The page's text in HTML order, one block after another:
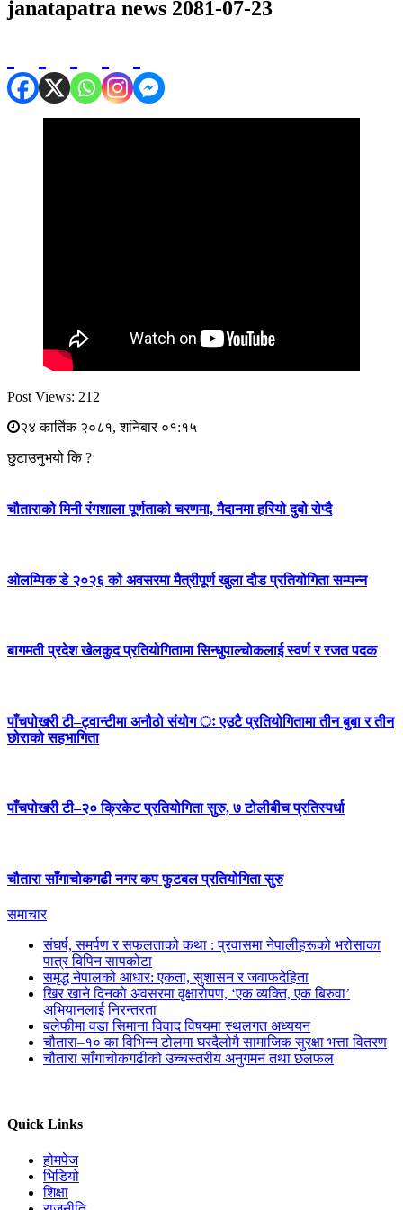
janatapatra news 2081-07-23
Post Views: 212
२४ कार्तिक २०८१, शनिबार ०१:१५
छुटाउनुभयो कि ?
चौताराको मिनी रंगशाला पूर्णताको चरणमा, मैदानमा हरियो दुबो रोप्दै
ओलम्पिक डे २०२६ को अवसरमा मैत्रीपूर्ण खुला दौड प्रतियोगिता सम्पन्न
बागमती प्रदेश खेलकुद प्रतियोगितामा सिन्धुपाल्चोकलाई स्वर्ण र रजत पदक
पाँचपोखरी टी–ट्वान्टीमा अनौठो संयोग ः एउटै प्रतियोगितामा तीन बुबा र तीन
छोराको सहभागिता
पाँचपोखरी टी–२० क्रिकेट प्रतियोगिता सुरु, ७ टोलीबीच प्रतिस्पर्धा
चौतारा साँगाचोकगढी नगर कप फुटबल प्रतियोगिता सुरु
समाचार
संघर्ष, समर्पण र सफलताको कथा : प्रवासमा नेपालीहरूको भरोसाका
पात्र बिपिन सापकोटा
समृद्ध नेपालको आधार: एकता, सुशासन र जवाफदेहिता
खिर खाने दिनको अवसरमा वृक्षारोपण, ‘एक व्यक्ति, एक बिरुवा’
अभियानलाई निरन्तरता
बलेफीमा वडा सिमाना विवाद विषयमा स्थलगत अध्ययन
चौतारा–१० का विभिन्न टोलमा घरदैलोमै सामाजिक सुरक्षा भत्ता वितरण
चौतारा साँगाचोकगढीको उच्चस्तरीय अनुगमन तथा छलफल
Quick Links
होमपेज
भिडियो
शिक्षा